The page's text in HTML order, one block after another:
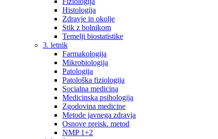
Histologija
Zdravje in okolje
Stik z bolnikom
Temelji biostatistike
3. letnik
Farmakologija
Mikrobiologija
Patologija
Patološka fiziologija
Socialna medicina
Medicinska psihologija
Zgodovina medicine
Metode javnega zdravja
Osnove preisk. metod
NMP 1+2